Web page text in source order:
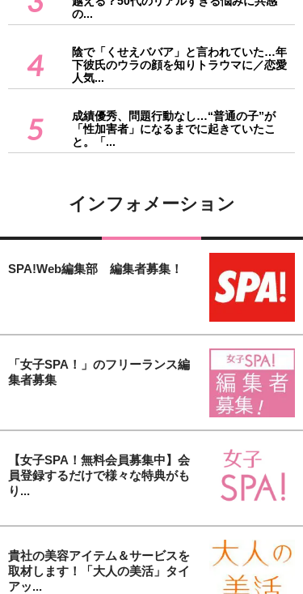
の...
4
陰で「くせえババア」と言われていた…年
下彼氏のウラの顔を知りトラウマに／恋愛
人気...
5
成績優秀、問題行動なし…“普通の子”が
「性加害者」になるまでに起きていたこ
と。「...
インフォメーション
SPA!Web編集部 編集者募集！
「女子SPA！」のフリーランス編
集者募集
【女子SPA！無料会員募集中】会
員登録するだけで様々な特典がも
り...
貴社の美容アイテム＆サービスを
取材します！「大人の美活」タイ
アッ...